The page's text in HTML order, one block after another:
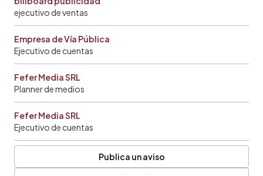
ejecutivo de ventas
Empresa de Vía Pública
Ejecutivo de cuentas
Fefer Media SRL
Planner de medios
Fefer Media SRL
Ejecutivo de cuentas
Publica un aviso